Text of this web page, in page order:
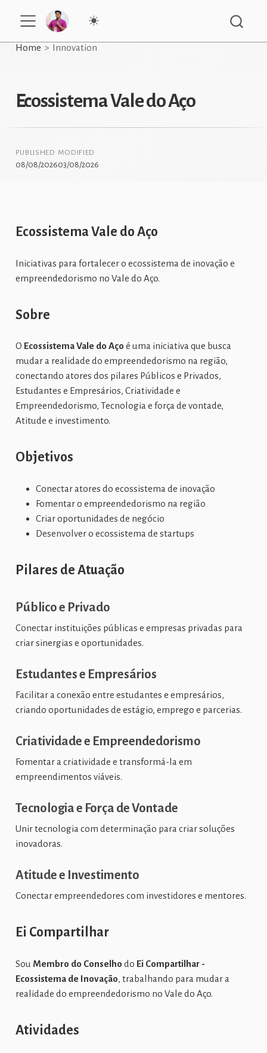
Home Innovation
Ecossistema Vale do Aço
PUBLISHED
08/08/2026
MODIFIED
03/08/2026
Ecossistema Vale do Aço
Iniciativas para fortalecer o ecossistema de inovação e
empreendedorismo no Vale do Aço.
Sobre
O Ecossistema Vale do Aço é uma iniciativa que busca
mudar a realidade do empreendedorismo na região,
conectando atores dos pilares Públicos e Privados,
Estudantes e Empresários, Criatividade e
Empreendedorismo, Tecnologia e força de vontade,
Atitude e investimento.
Objetivos
Conectar atores do ecossistema de inovação
Fomentar o empreendedorismo na região
Criar oportunidades de negócio
Desenvolver o ecossistema de startups
Pilares de Atuação
Público e Privado
Conectar instituições públicas e empresas privadas para
criar sinergias e oportunidades.
Estudantes e Empresários
Facilitar a conexão entre estudantes e empresários,
criando oportunidades de estágio, emprego e parcerias.
Criatividade e Empreendedorismo
Fomentar a criatividade e transformá-la em
empreendimentos viáveis.
Tecnologia e Força de Vontade
Unir tecnologia com determinação para criar soluções
inovadoras.
Atitude e Investimento
Conectar empreendedores com investidores e mentores.
Ei Compartilhar
Sou Membro do Conselho do Ei Compartilhar -
Ecossistema de Inovação, trabalhando para mudar a
realidade do empreendedorismo no Vale do Aço.
Atividades